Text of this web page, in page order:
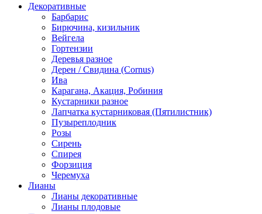
Декоративные
Барбарис
Бирючина, кизильник
Вейгела
Гортензии
Деревья разное
Дерен / Свидина (Cornus)
Ива
Карагана, Акация, Робиния
Кустарники разное
Лапчатка кустарниковая (Пятилистник)
Пузыреплодник
Розы
Сирень
Спирея
Форзиция
Черемуха
Лианы
Лианы декоративные
Лианы плодовые